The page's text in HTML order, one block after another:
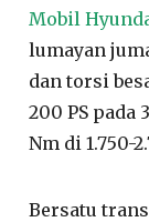
Mobil
lumayan
dan torsi
200 PS
Nm di 1.750-
Bersatu